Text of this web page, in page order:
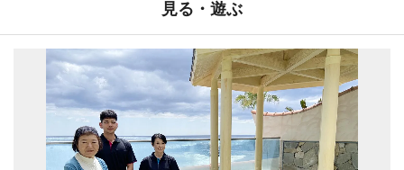
見る・遊ぶ